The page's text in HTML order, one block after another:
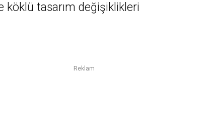
köklü tasarım değişiklikleri
Reklam